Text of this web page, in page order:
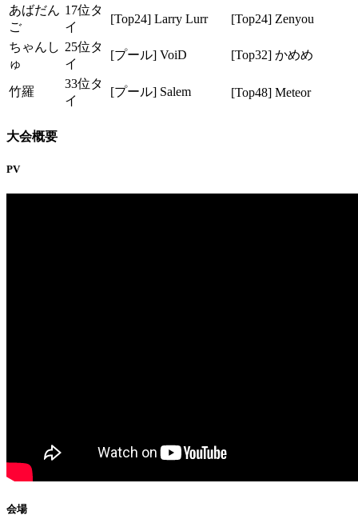
あばだん
ご
17位タ
イ
[Top24] Larry Lurr [Top24] Zenyou
ちゃんし
ゅ
25位タ
イ
[プール] VoiD [Top32] かめめ
竹羅
33位タ
イ
[プール] Salem [Top48] Meteor
大会概要
PV
会場